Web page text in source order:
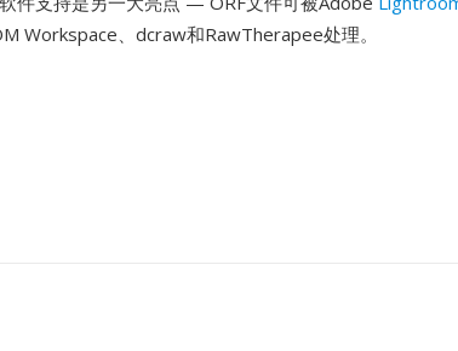
Workspace、dcraw和RawTherapee处理。